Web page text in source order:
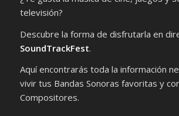
televisión?
Descubre la forma de disfrutarla en
SoundTrackFest.
Aquí encontrarás toda la información
vivir tus Bandas Sonoras favoritas y
Compositores.